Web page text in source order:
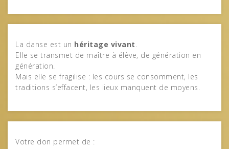
La danse est un héritage vivant.
Elle se transmet de maître à élève, de génération en
génération.
Mais elle se fragilise : les cours se consomment, les
traditions s’effacent, les lieux manquent de moyens.
Votre don permet de :